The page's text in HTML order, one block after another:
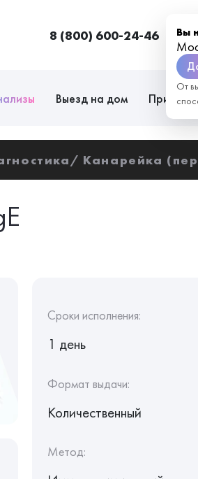
8 (800) 600-24-46 Вы
От
Выезд на дом Приём
Канарейка
Сроки исполнения:
1 день
Формат выдачи:
Количественный
Метод: